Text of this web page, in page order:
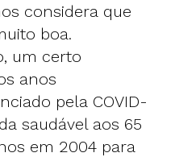
considera que
boa.
um certo
anos
pela COVID-
saudável aos 65
em 2004 para